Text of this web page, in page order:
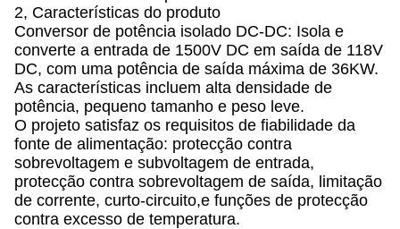
2, Características do produto
Conversor de potência isolado DC-DC: Isola e
converte a entrada de 1500V DC em saída de 118V
DC, com uma potência de saída máxima de 36KW.
As características incluem alta densidade de
potência, pequeno tamanho e peso leve.
O projeto satisfaz os requisitos de fiabilidade da
fonte de alimentação: protecção contra
sobrevoltagem e subvoltagem de entrada,
protecção contra sobrevoltagem de saída, limitação
de corrente, curto-circuito,e funções de protecção
contra excesso de temperatura.